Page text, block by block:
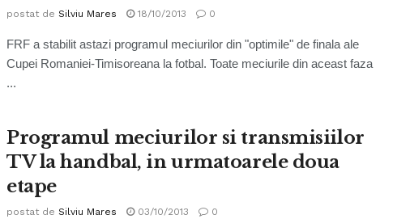
postat de Silviu Mares 18/10/2013 0
FRF a stabilit astazi programul meciurilor din "optimile" de finala ale
Cupei Romaniei-Timisoreana la fotbal. Toate meciurile din aceast faza
...
Programul meciurilor si transmisiilor
TV la handbal, in urmatoarele doua
etape
postat de Silviu Mares 03/10/2013 0